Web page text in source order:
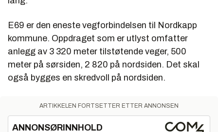
E69 er den eneste vegforbindelsen til Nordkapp
kommune. Oppdraget som er utlyst omfatter
anlegg av 3 320 meter tilstøtende veger, 500
meter på sørsiden, 2 820 på nordsiden. Det skal
også bygges en skredvoll på nordsiden.
ARTIKKELEN FORTSETTER ETTER ANNONSEN
ANNONSØRINNHOLD